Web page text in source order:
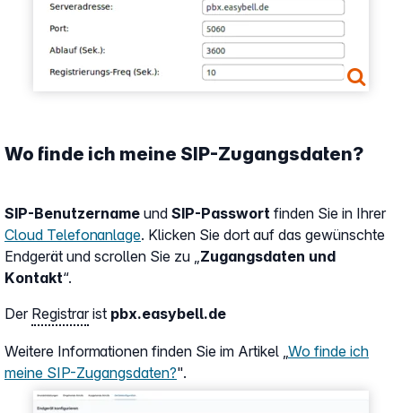
Wo finde ich meine SIP-Zugangsdaten?
Show larger version
SIP-Benutzername und SIP-Passwort finden Sie in Ihrer
Cloud Telefonanlage. Klicken Sie dort auf das gewünschte
Endgerät und scrollen Sie zu „Zugangsdaten und
Kontakt“.
Der Registrar ist pbx.easybell.de
Weitere Informationen finden Sie im Artikel „Wo finde ich
meine SIP-Zugangsdaten?".